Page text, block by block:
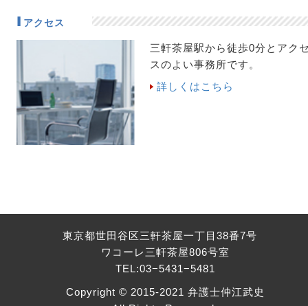
アクセス
三軒茶屋駅から徒歩0分とアク
スのよい事務所です。
詳しくはこちら
東京都世田谷区三軒茶屋一丁目38番7号
ワコーレ三軒茶屋806号室
TEL:03−5431−5481
Copyright © 2015-2021 弁護士仲江武史